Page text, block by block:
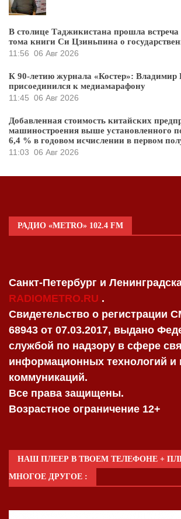
В столице Таджикистана прошла встреча
тома книги Си Цзиньпина о
11:56 06 Авг 2026
К 90-летию журнала «Костер»: Владимир
присоединился к медиамарафону
11:45 06 Авг 2026
Добавленная стоимость китайских
машиностроения выше установленного
6,4 % в годовом исчислении в первом
11:03 06 Авг 2026
РАДИО «METRO» 102.4 FM
Санкт-Петербург и
RADIOMETRO.RU .
Свидетельство о регистрации
68943 от 07.03.2017, выдано
службой по надзору в сфере
информационных технологий и
коммуникаций.
Все права защищены.
Возрастное ограничение 12+
НАШ ПЛЕЕР В ТВОЕМ ТЕЛЕФОНЕ +
МНОГОЕ ДРУГОЕ :